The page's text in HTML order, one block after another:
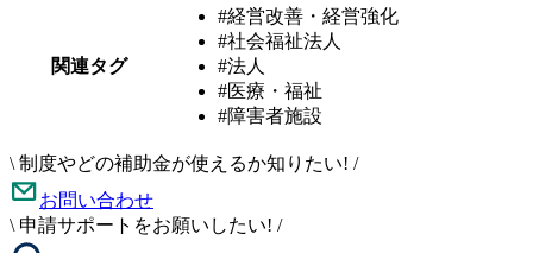
関連タグ
#経営改善・経営強化
#社会福祉法人
#法人
#医療・福祉
#障害者施設
\ 制度やどの補助金が使えるか知りたい! /
お問い合わせ
\ 申請サポートをお願いしたい! /